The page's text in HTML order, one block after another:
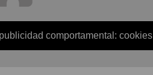
comportamental: cookies